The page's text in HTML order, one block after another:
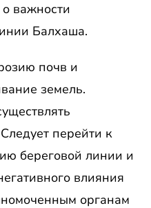
важности
Балхаша.
почв и
земель.
перейти к
береговой линии и
влияния
органам